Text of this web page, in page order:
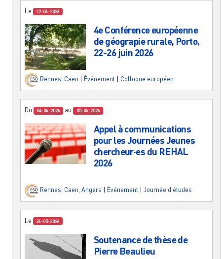
Le 22-06-2026
4e Conférence européenne
de géograpie rurale, Porto,
22-26 juin 2026
Rennes, Caen Événement Colloque européen
Du 04-06-2026 au 05-06-2026
Appel à communications
pour les Journées Jeunes
chercheur·es du REHAL
2026
Rennes Caen Angers Événement Journée d'études
Le 26-05-2026
Soutenance de thèse de
Pierre Beaulieu